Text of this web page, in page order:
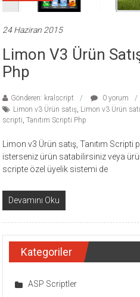
24 Haziran 2015
Limon V3 Ürün
Php
Gönderen: kralscript
0 yorum
Limon v3 Ürün satış, Limon v3 Ürün
scripti,Tanıtım Scripti Php
Limon v3 Ürün satış, Tanıtım Scripti
isterseniz ürün satabilirsiniz veya
scripte özel üyelik sistemi de
Devamını Oku
Kategoriler
ASP Scriptler